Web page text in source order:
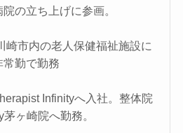
の立ち上げに参画。
崎市内の老人保健福祉施設に
常勤で勤務
Infinityへ入社。整体院
ヶ崎院へ勤務。